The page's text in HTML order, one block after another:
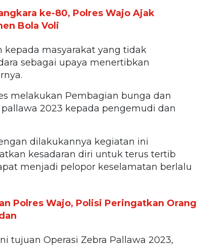
ke-80, Polres Wajo Ajak
Bola Voli
kepada masyarakat yang tidak
sebagai upaya menertibkan
melakukan Pembagian bunga dan
pallawa 2023 kepada pengemudi dan
dilakukannya kegiatan ini
kesadaran diri untuk terus tertib
menjadi pelopor keselamatan berlalu
Polres Wajo, Polisi Peringatkan Orang
tujuan Operasi Zebra Pallawa 2023,